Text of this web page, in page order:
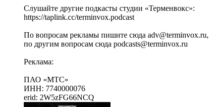
Слушайте другие подкасты студии «Терменвокс»:
https://taplink.cc/terminvox.podcast
По вопросам рекламы пишите сюда adv@terminvox.ru,
по другим вопросам сюда podcasts@terminvox.ru
Реклама:
ПАО «МТС»
ИНН: 7740000076
erid: 2W5zFG66NCQ